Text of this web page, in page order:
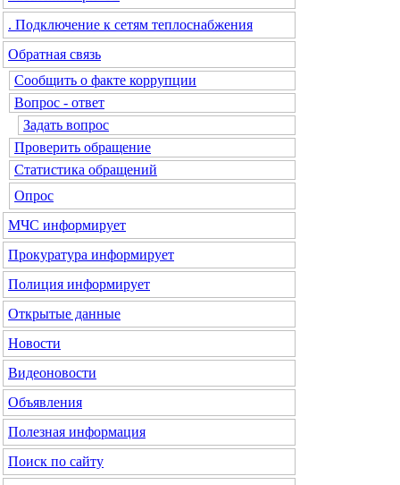
. Подключение к сетям теплоснабжения
Обратная связь
Сообщить о факте коррупции
Вопрос - ответ
Задать вопрос
Проверить обращение
Статистика обращений
Опрос
МЧС информирует
Прокуратура информирует
Полиция информирует
Открытые данные
Новости
Видеоновости
Объявления
Полезная информация
Поиск по сайту